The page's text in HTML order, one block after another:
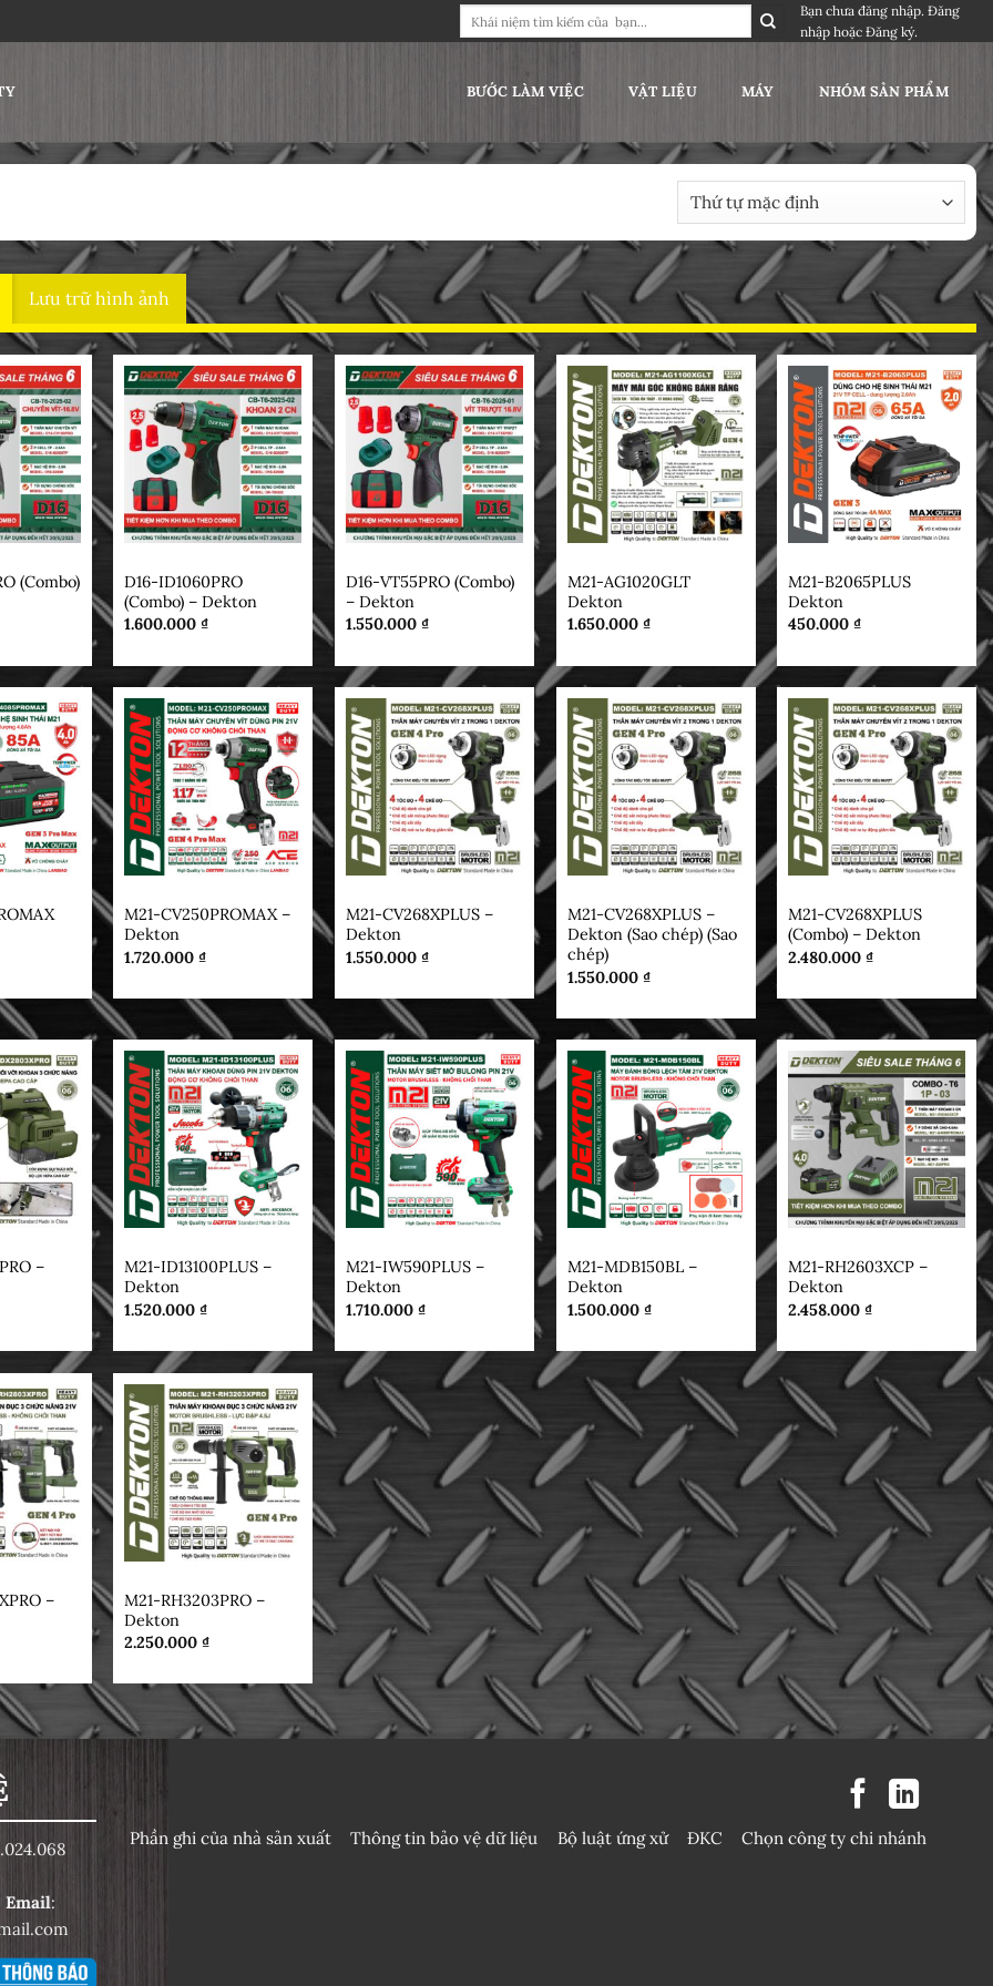
kiếm:
Bạn chưa đăng nhập. Đăng
nhậphoặc Đăng ký.
BƯỚC LÀM VIỆC VẬT LIỆU MÁY NHÓM SẢN PHẨM
Lưu trữ hình ảnh
(Combo)
D16-ID1060PRO
(Combo) – Dekton
1.600.000₫
D16-VT55PRO (Combo)
– Dekton
1.550.000 ₫
M21-AG1020GLT
Dekton
1.650.000 ₫
M21-B2065PLUS
Dekton
450.000₫
M21-CV250PROMAX –
Dekton
1.720.000₫
M21-CV268XPLUS –
Dekton
1.550.000 ₫
M21-CV268XPLUS –
Dekton (Sao chép) (Sao
chép)
1.550.000 ₫
M21-CV268XPLUS
(Combo) – Dekton
2.480.000₫
–
M21-ID13100PLUS –
Dekton
1.520.000₫
M21-IW590PLUS –
Dekton
1.710.000 ₫
M21-MDB150BL –
Dekton
1.500.000 ₫
M21-RH2603XCP –
Dekton
2.458.000₫
–
M21-RH3203PRO –
Dekton
2.250.000₫
Email:
Phần ghi của nhà sản xuất Thông tin bảo vệ dữ liệu Bộ luật ứng xử ĐKC Chọn công ty chi nhánh